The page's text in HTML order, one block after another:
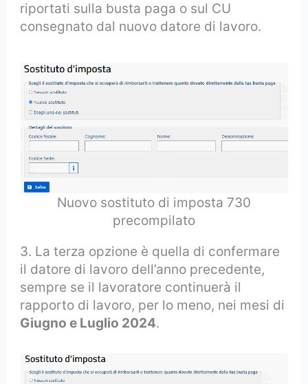
riportati sulla busta paga o sul CU
consegnato dal nuovo datore di lavoro.
Nuovo sostituto di imposta 730
precompilato
3. La terza opzione è quella di confermare
il datore di lavoro dell’anno precedente,
sempre se il lavoratore continuerà il
rapporto di lavoro, per lo meno, nei mesi di
Giugno e Luglio 2024.